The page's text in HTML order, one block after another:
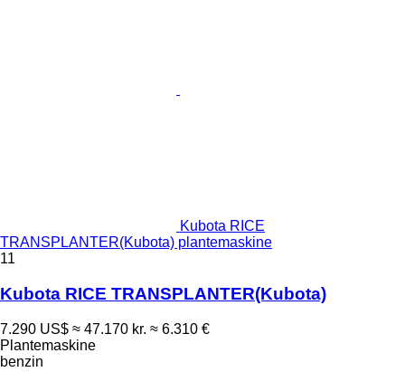
Kubota RICE
TRANSPLANTER(Kubota) plantemaskine
11
Kubota RICE TRANSPLANTER(Kubota)
7.290 US$ ≈ 47.170 kr. ≈ 6.310 €
Plantemaskine
benzin